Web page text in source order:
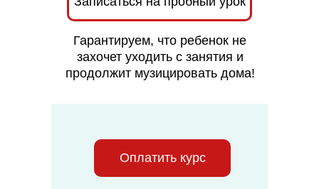
Оплатить курс
Гарантируем, что ребенок не
захочет уходить с занятия и
продолжит музицировать дома!